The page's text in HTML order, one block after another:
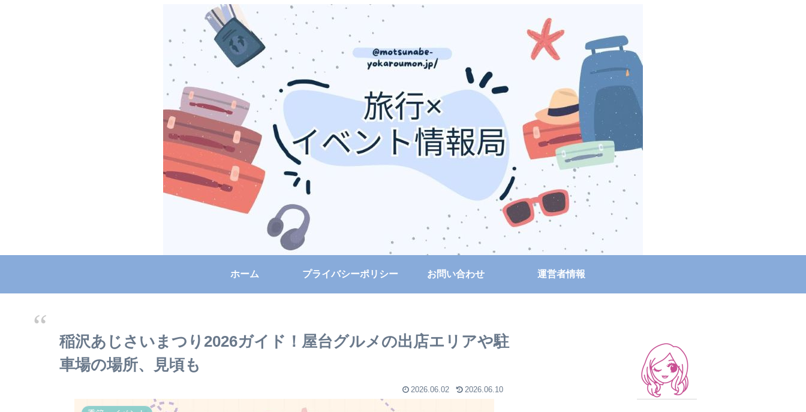
ホーム プライバシーポリシー お問い合わせ 運営者情報
稲沢あじさいまつり2026ガイド！屋台グルメの出店エリアや駐
車場の場所、見頃も
2026.06.02 2026.06.10